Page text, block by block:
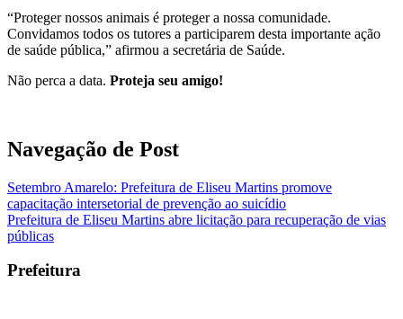
“Proteger nossos animais é proteger a nossa comunidade.
Convidamos todos os tutores a participarem desta importante ação
de saúde pública,” afirmou a secretária de Saúde.
Não perca a data. Proteja seu amigo!
Navegação de Post
Setembro Amarelo: Prefeitura de Eliseu Martins promove
capacitação intersetorial de prevenção ao suicídio
Prefeitura de Eliseu Martins abre licitação para recuperação de vias
públicas
Prefeitura